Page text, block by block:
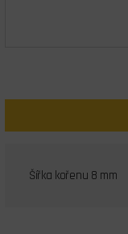
Šířka kořenu 8 mm